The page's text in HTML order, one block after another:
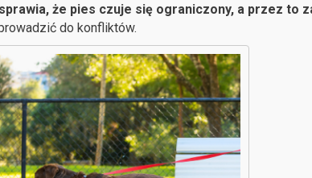
że pies czuje się ograniczony, a przez to
do konfliktów.